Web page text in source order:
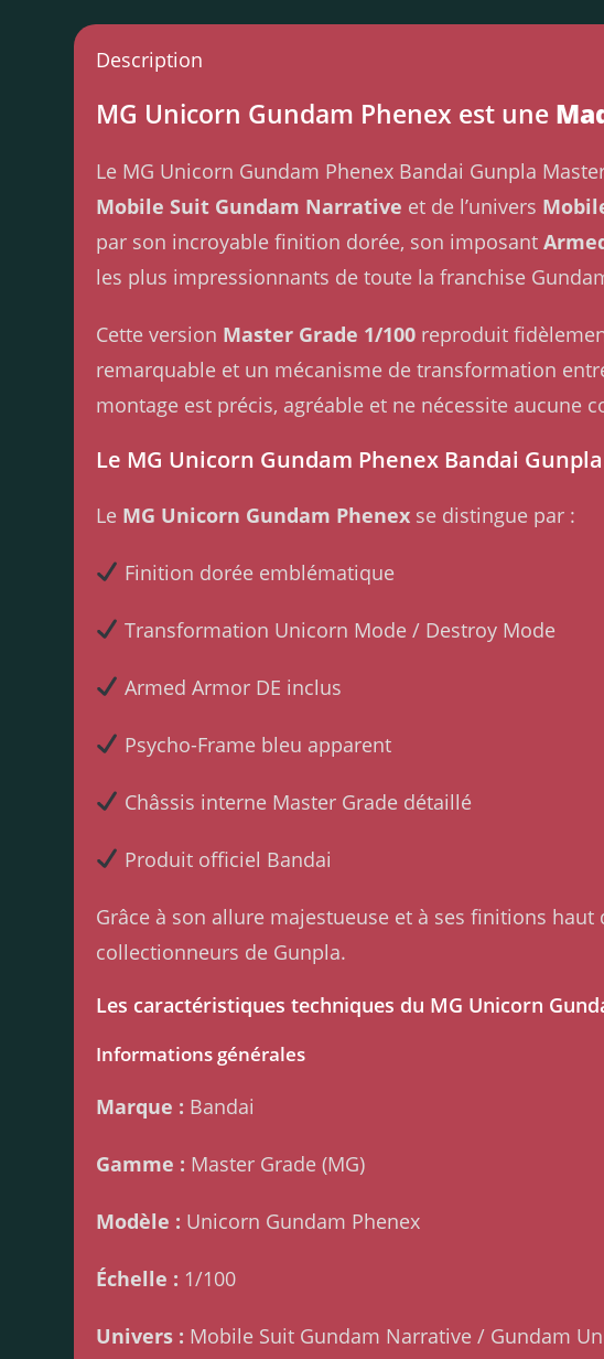
Description
MG Unicorn Gundam Phenex est une
Le MG Unicorn Gundam Phenex Bandai Gunpla
Mobile Suit Gundam Narrative et de l’univers
par son incroyable finition dorée, son imposant
les plus impressionnants de toute la franchise
Cette version Master Grade 1/100 reproduit
remarquable et un mécanisme de transformation
montage est précis, agréable et ne nécessite aucune
Le MG Unicorn Gundam Phenex Bandai
Le MG Unicorn Gundam Phenex se distingue par :
Finition dorée emblématique
Transformation Unicorn Mode / Destroy Mode
Armed Armor DE inclus
Psycho-Frame bleu apparent
Châssis interne Master Grade détaillé
Produit officiel Bandai
Grâce à son allure majestueuse et à ses finitions
collectionneurs de Gunpla.
Les caractéristiques techniques du MG Unicorn
Informations générales
Marque : Bandai
Gamme : Master Grade (MG)
Modèle : Unicorn Gundam Phenex
Échelle : 1/100
Univers : Mobile Suit Gundam Narrative / Gundam